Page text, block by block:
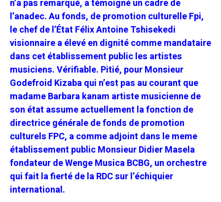
n’a pas remarqué, a témoigné un cadre de
l’anadec. Au fonds, de promotion culturelle Fpi,
le chef de l’État Félix Antoine Tshisekedi
visionnaire a élevé en dignité comme mandataire
dans cet établissement public les artistes
musiciens. Vérifiable. Pitié, pour Monsieur
Godefroid Kizaba qui n’est pas au courant que
madame Barbara kanam artiste musicienne de
son état assume actuellement la fonction de
directrice générale de fonds de promotion
culturels FPC, a comme adjoint dans le meme
établissement public Monsieur Didier Masela
fondateur de Wenge Musica BCBG, un orchestre
qui fait la fierté de la RDC sur l’échiquier
international.